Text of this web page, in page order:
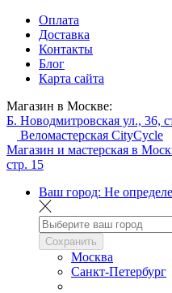
Оплата
Доставка
Контакты
Блог
Карта сайта
Магазин в Москве:
Б. Новодмитровская ул., 36,
Веломастерская CityCycle
Магазин и мастерская в
стр. 15
Ваш город: Не
Сохранить
Москва
Санкт-Петербург